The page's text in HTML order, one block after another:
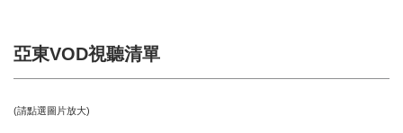
亞東VOD視聽清單
(請點選圖片放大)